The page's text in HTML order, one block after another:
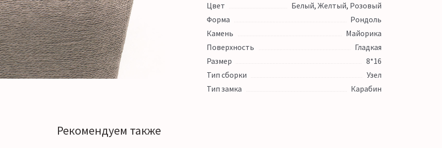
Цвет
Белый, Желтый, Розовый
Форма
Рондоль
Камень
Майорика
Поверхность
Гладкая
Размер
8*16
Тип сборки
Узел
Тип замка
Карабин
Рекомендуем также